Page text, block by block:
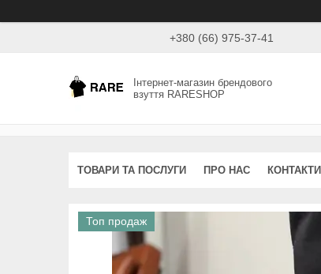
+380 (66) 975-37-41
Інтернет-магазин брендового
взуття RARESHOP
ТОВАРИ ТА ПОСЛУГИ ПРО НАС КОНТАКТИ
Топ продаж